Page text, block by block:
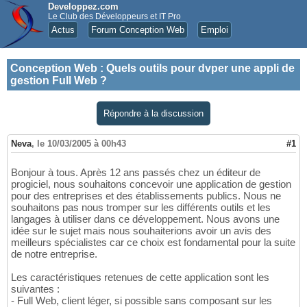
Developpez.com
Le Club des Développeurs et IT Pro
Actus Forum Conception Web Emploi
Conception Web : Quels outils pour dvper une appli de
gestion Full Web ?
Répondre à la discussion
Neva, le 10/03/2005 à 00h43 #1
Bonjour à tous. Après 12 ans passés chez un éditeur de
progiciel, nous souhaitons concevoir une application de gestion
pour des entreprises et des établissements publics. Nous ne
souhaitons pas nous tromper sur les différents outils et les
langages à utiliser dans ce développement. Nous avons une
idée sur le sujet mais nous souhaiterions avoir un avis des
meilleurs spécialistes car ce choix est fondamental pour la suite
de notre entreprise.
Les caractéristiques retenues de cette application sont les
suivantes :
- Full Web, client léger, si possible sans composant sur les